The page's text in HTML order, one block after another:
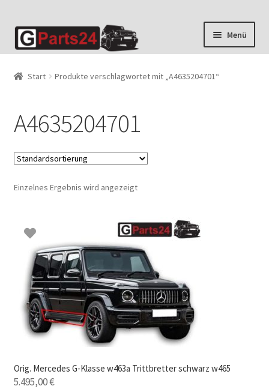
Zur
Navigation
Zum
Inhalt
Menü
Start Produkte verschlagwortet mit „A4635204701“
A4635204701
Einzelnes Ergebnis wird angezeigt
Orig. Mercedes G-Klasse w463a Trittbretter schwarz w465
5.495,00€